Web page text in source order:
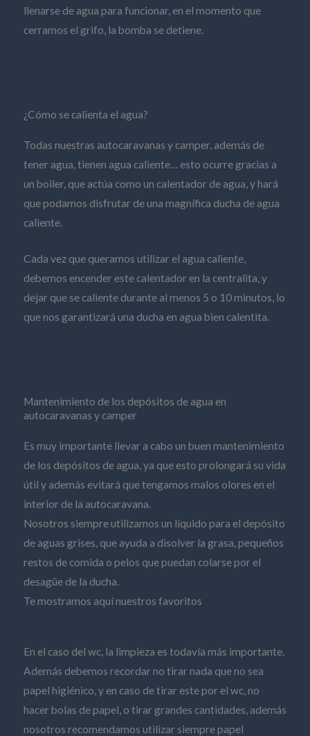
llenarse de agua para funcionar, en el momento que
cerramos el grifo, la bomba se detiene.
¿Cómo se calienta el agua?
Todas nuestras autocaravanas y camper, además de
tener agua, tienen agua caliente… esto ocurre gracias a
un boiler, que actúa como un calentador de agua, y hará
que podamos disfrutar de una magnífica ducha de agua
caliente.
Cada vez que queramos utilizar el agua caliente,
debemos encender este calentador en la centralita, y
dejar que se caliente durante al menos 5 o 10 minutos, lo
que nos garantizará una ducha en agua bien calentita.
Mantenimiento de los depósitos de agua en
autocaravanas y camper
Es muy importante llevar a cabo un buen mantenimiento
de los depósitos de agua, ya que esto prolongará su vida
útil y además evitará que tengamos malos olores en el
interior de la autocaravana.
Nosotros siempre utilizamos un líquido para el depósito
de aguas grises, que ayuda a disolver la grasa, pequeños
restos de comida o pelos que puedan colarse por el
desagüe de la ducha.
Te mostramos aquí nuestros favoritos
En el caso del wc, la limpieza es todavía más importante.
Además debemos recordar no tirar nada que no sea
papel higiénico, y en caso de tirar este por el wc, no
hacer bolas de papel, o tirar grandes cantidades, además
nosotros recomendamos utilizar siempre papel